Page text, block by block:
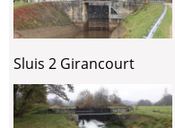
Sluis 2 Girancourt